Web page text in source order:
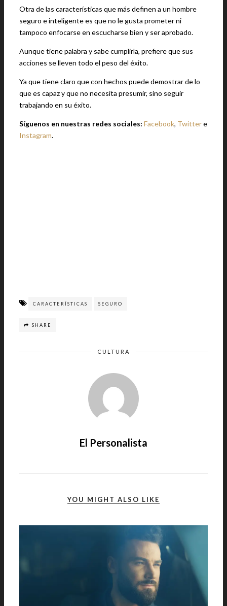
Otra de las características que más definen a un hombre
seguro e inteligente es que no le gusta prometer ni
tampoco enfocarse en escucharse bien y ser aprobado.
Aunque tiene palabra y sabe cumplirla, prefiere que sus
acciones se lleven todo el peso del éxito.
Ya que tiene claro que con hechos puede demostrar de lo
que es capaz y que no necesita presumir, sino seguir
trabajando en su éxito.
Síguenos en nuestras redes sociales: Facebook, Twittere
Instagram.
CARACTERÍSTICAS SEGURO
SHARE
CULTURA
El Personalista
YOU MIGHT ALSO LIKE